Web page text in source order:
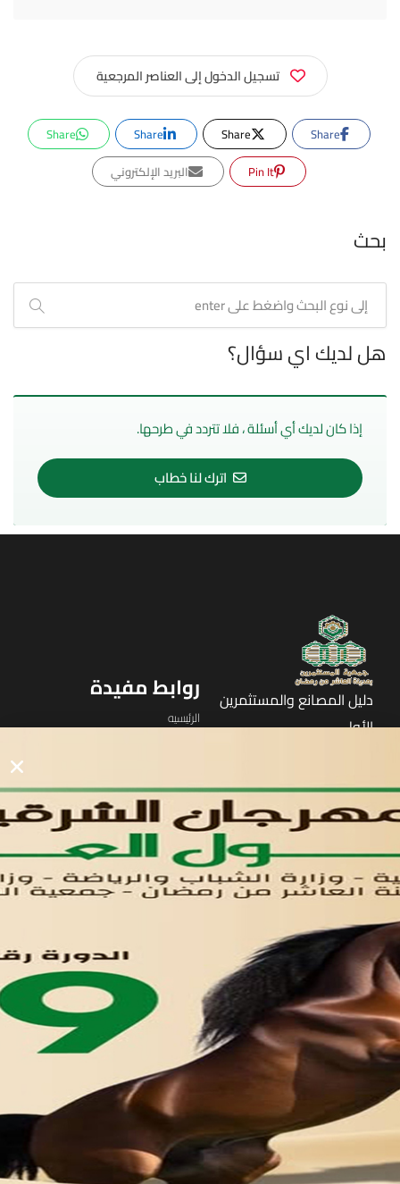
تسجيل الدخول إلى العناصر المرجعية
Share
Share
Share
Share
Pin It
البريد الإلكتروني
بحث
هل لديك اي سؤال؟
إذا كان لديك أي أسئلة ، فلا تتردد في طرحها.
اترك لنا خطاب
دليل المصانع والمستثمرين
الأول
روابط مفيدة
الرئيسيه
لوحه التحكم
اتصل بنا
تواصل معنا
مدينة العاشر من رمضان
01221020029
055-4494429
055-4494406
055-4494414
info.triaeg@yahoo.com
info@triaeg-guide.com